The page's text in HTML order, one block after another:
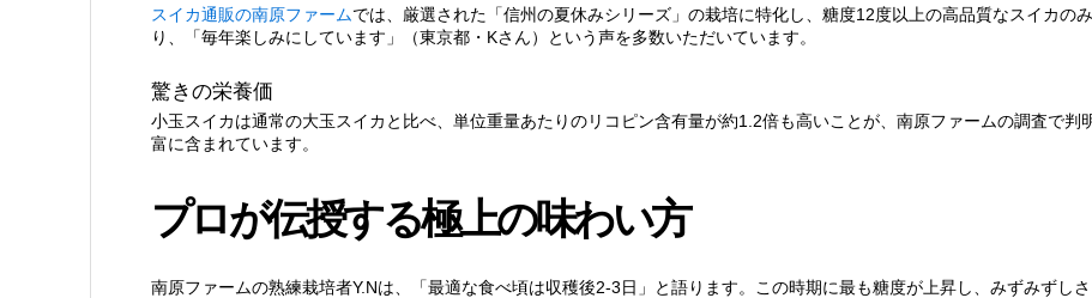
スイカ通販の南原ファームでは、厳選された「信州の夏休みシリーズ」の栽培に特化し、糖度12度以上の高品質なスイカの
り、「毎年楽しみにしています」（東京都・Kさん）という声を多数いただいています。
驚きの栄養価
小玉スイカは通常の大玉スイカと比べ、単位重量あたりのリコピン含有量が約1.2倍も高いことが、南原ファームの調査で判
富に含まれています。
プロが伝授する極上の味わい方
南原ファームの熟練栽培者Y.Nは、「最適な食べ頃は収穫後2-3日」と語ります。この時期に最も糖度が上昇し、みずみずし